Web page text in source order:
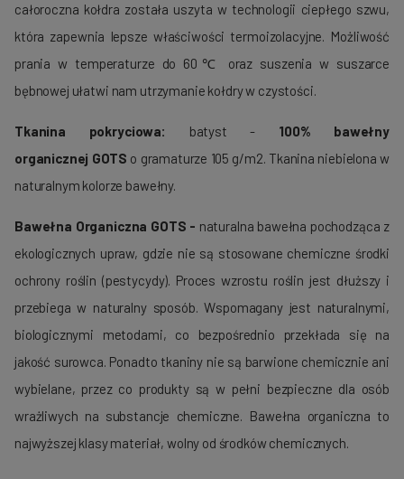
całoroczna kołdra została uszyta w technologii ciepłego szwu,
która zapewnia lepsze właściwości termoizolacyjne. Możliwość
prania w temperaturze do 60℃ oraz suszenia w suszarce
bębnowej ułatwi nam utrzymanie kołdry w czystości.
Tkanina pokryciowa: batyst - 100% bawełny
organicznej GOTS o gramaturze 105 g/m2. Tkanina niebielona w
naturalnym kolorze bawełny.
Bawełna Organiczna GOTS - naturalna bawełna pochodząca z
ekologicznych upraw, gdzie nie są stosowane chemiczne środki
ochrony roślin (pestycydy). Proces wzrostu roślin jest dłuższy i
przebiega w naturalny sposób. Wspomagany jest naturalnymi,
biologicznymi metodami, co bezpośrednio przekłada się na
jakość surowca. Ponadto tkaniny nie są barwione chemicznie ani
wybielane, przez co produkty są w pełni bezpieczne dla osób
wrażliwych na substancje chemiczne. Bawełna organiczna to
najwyższej klasy materiał, wolny od środków chemicznych.